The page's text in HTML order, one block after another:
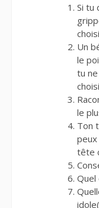
Si tu
Un
le
tu ne
le
Ton
tête
Quel